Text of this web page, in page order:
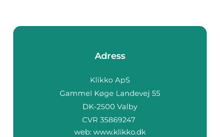
Adress
web: www.klikko.dk